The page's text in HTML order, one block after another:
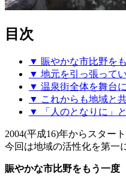
目次
▼ 賑やかな市比野を
▼ 地元を引っ張って
▼ 温泉街全体を舞台に
▼ これからも地域と
▼ 「人のとなりに」
2004(平成16)年からスター
今回は地域の活性化を第一
賑やかな市比野をもう一度